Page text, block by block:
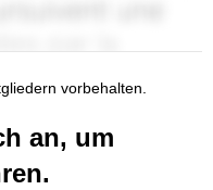
vorbehalten.
an, um